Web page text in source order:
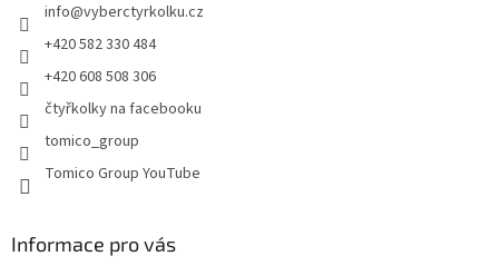
info@vyberctyrkolku.cz
+420 582 330 484
+420 608 508 306
čtyřkolky na facebooku
tomico_group
Tomico Group YouTube
Informace pro vás